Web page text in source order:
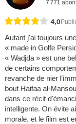
7 771
4,0
Autant j'ai toujours
« made in Golfe
« Wadjda » est une
de certains
revanche de nier
bout Haifaa al-
dans ce récit
intelligente. On évite
morale, et le film est